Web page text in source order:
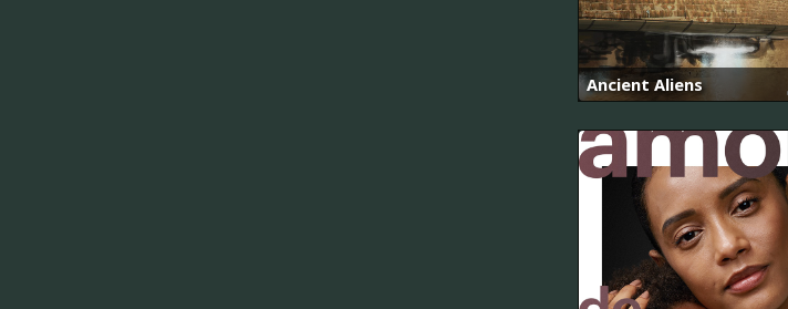
Ancient Aliens